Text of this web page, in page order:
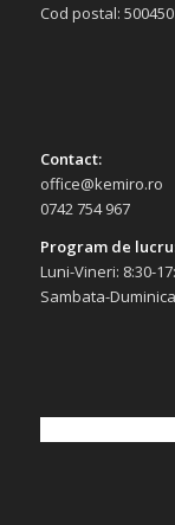
Cod postal: 500450
Contact:
office@kemiro.ro
0742 754 967
Program de
Luni-Vineri: 8:30-
Sambata-